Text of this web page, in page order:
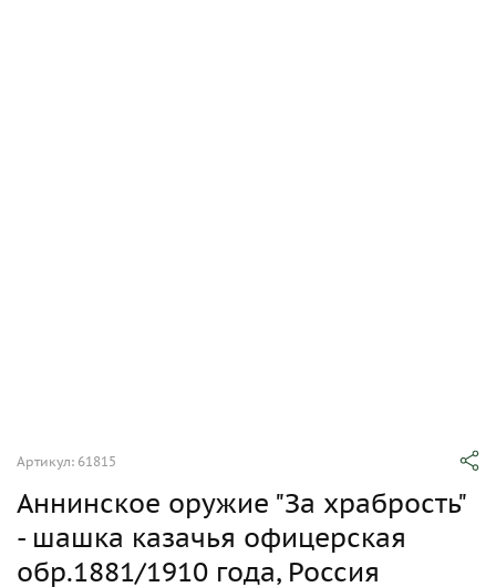
Артикул: 61815
Аннинское оружие "За храбрость"
- шашка казачья офицерская
обр.1881/1910 года, Россия